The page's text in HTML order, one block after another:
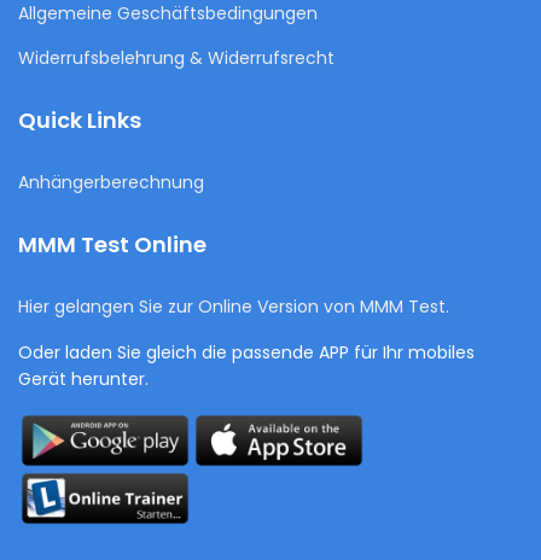
Allgemeine Geschäftsbedingungen
Widerrufsbelehrung & Widerrufsrecht
Quick Links
Anhängerberechnung
MMM Test Online
Hier gelangen Sie zur Online Version von MMM Test.
Oder laden Sie gleich die passende APP für Ihr mobiles
Gerät herunter.